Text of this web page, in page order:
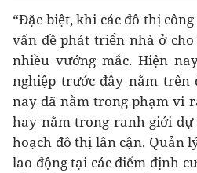
“Đặc biệt, khi các đô thị
vấn đề phát triển nhà ở
nhiều vướng mắc. Hiện
nghiệp trước đây nằm
nay đã nằm trong phạm vi
hay nằm trong ranh giới
hoạch đô thị lân cận. Quản
lao động tại các điểm định